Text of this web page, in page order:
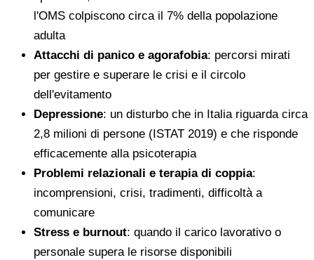
l'OMS colpiscono circa il 7% della popolazione
adulta
Attacchi di panico e agorafobia: percorsi mirati
per gestire e superare le crisi e il circolo
dell'evitamento
Depressione: un disturbo che in Italia riguarda circa
2,8 milioni di persone (ISTAT 2019) e che risponde
efficacemente alla psicoterapia
Problemi relazionali e terapia di coppia:
incomprensioni, crisi, tradimenti, difficoltà a
comunicare
Stress e burnout: quando il carico lavorativo o
personale supera le risorse disponibili